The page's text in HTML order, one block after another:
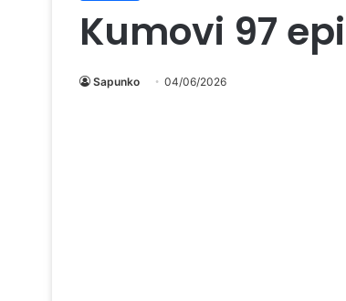
Kumovi 97
Sapunko 04/06/2026